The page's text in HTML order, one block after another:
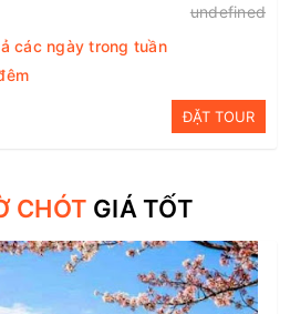
undefined
các ngày trong tuần
ĐẶT TOUR
CHÓT GIÁ TỐT